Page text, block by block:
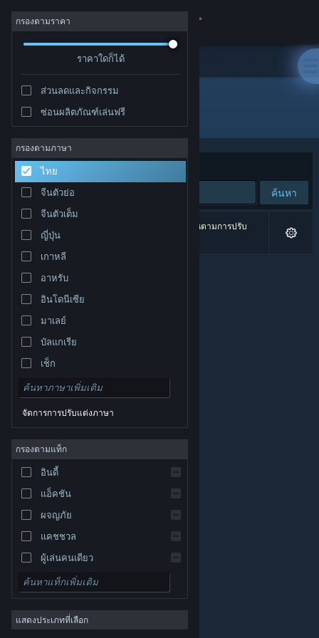
เข้าสู่ระบบ
ชุมชน
เกี่ยวกับ
ฝ่ายสนับสนุน
เปลี่ยนภาษา
รับแอป Steam แบบพกพา
ชมเว็บไซต์สำหรับเดสก์ท็อป
© Valve Corporation สงวนลิขสิทธิ์ เครื่องหมายการค้า
ทั้งหมดเป็นทรัพย์สินของเจ้าของที่เกี่ยวข้องในสหรัฐอเมริกา
และประเทศอื่นนโยบายความเป็นส่วนตัว|กฎหมาย
การคืนเงิน |
กรองตามราคา
ราคาใดก็ได้
ส่วนลดและกิจกรรม
ซ่อนผลิตภัณฑ์เล่นฟรี
กรองตามภาษา
ไทย
จีนตัวย่อ
จีนตัวเต็ม
ญี่ปุ่น
เกาหลี
อาหรับ
อินโดนีเซีย
มาเลย์
บัลแกเรีย
เช็ก
เดนมาร์ก
อังกฤษ
สเปน
สเปน-ลาตินอเมริกา
กรีก
จัดการการปรับแต่งภาษา
กรองตามแท็ก
อินดี้
แอ็คชัน
ผจญภัย
แคชชวล
ผู้เล่นคนเดียว
จำลองสถานการณ์
เกมสวมบทบาท
กลยุทธ์
แสดงประเภทที่เลือก
ผู้พัฒนา: Seidlsoft
จัดเรียงตาม
ค้นหา
0 ผลลัพธ์ตรงกับที่คุณค้นหา 2 ผลิตภัณฑ์ได้ถูกละเว้นตามการปรับ
แต่งของคุณ